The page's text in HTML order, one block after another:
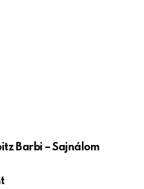
Barbi – Sajnálom